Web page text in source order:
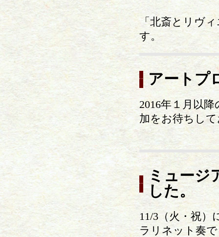
「北斎とリヴ
す。
アートプ
2016年１月以
加をお待ちし
ミュージ
した。
11/3（火・祝
ラリネット奏